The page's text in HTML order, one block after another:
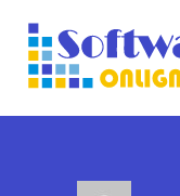
Aller
contenu